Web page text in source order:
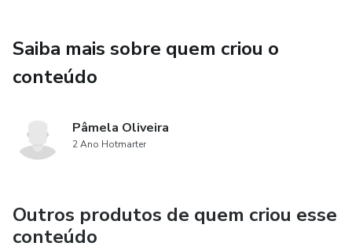
Saiba mais sobre quem criou o
conteúdo
Pâmela Oliveira
2 Ano Hotmarter
Outros produtos de quem criou esse
conteúdo